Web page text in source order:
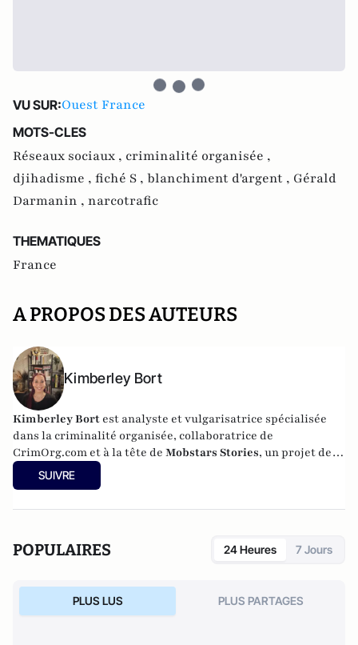
VU SUR:Ouest France
MOTS-CLES
Réseaux sociaux , criminalité organisée ,
djihadisme , fiché S , blanchiment d'argent , Gérald
Darmanin , narcotrafic
THEMATIQUES
France
A PROPOS DES AUTEURS
Kimberley Bort
Kimberley Bort est analyste et vulgarisatrice spécialisée
dans la criminalité organisée, collaboratrice de
CrimOrg.com et à la tête de Mobstars Stories, un projet de
contenus sur les réseaux sociaux qui explore les
dynamiques du crime organisé et ses représentations.
SUIVRE
POPULAIRES 24 Heures 7 Jours
PLUS LUS PLUS PARTAGES